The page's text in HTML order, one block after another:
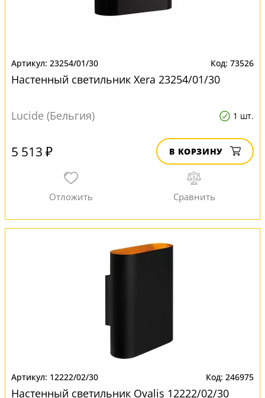
23254/01/30 73526
Настенный светильник Xera 23254/01/30
Lucide (Бельгия) 1 шт.
5 513 ₽ В КОРЗИНУ
12222/02/30 246975
Настенный светильник Ovalis 12222/02/30